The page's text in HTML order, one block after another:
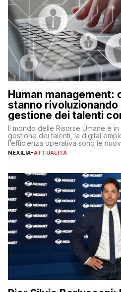
Human management:
stanno rivoluzionando
gestione dei talenti
Il mondo delle Risorse Umane è
gestione dei talenti, la digital
l’efficienza operativa sono le
lavoro, d’altra parte, è sempre più
NEXILIA-ATTUALITÀ